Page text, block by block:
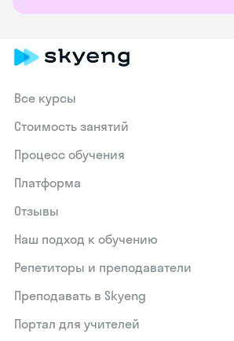
Все курсы
Стоимость занятий
Процесс обучения
Платформа
Отзывы
Наш подход к обучению
Репетиторы и преподаватели
Преподавать в Skyeng
Портал для учителей